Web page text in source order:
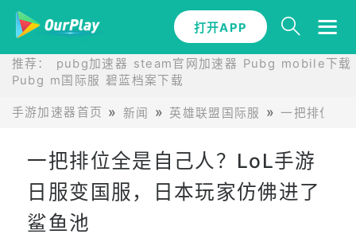
打开APP
推荐： pubg加速器 steam官网加速器 Pubg mobile下载
Pubg m国际服 碧蓝档案下载
手游加速器首页 新闻 英雄联盟国际服 一把排位全
一把排位全是自己人？LoL手游
日服变国服，日本玩家仿佛进了
鲨鱼池